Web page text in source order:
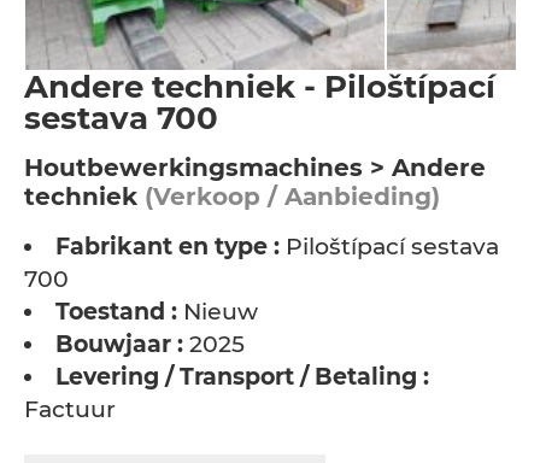
Andere techniek - Piloštípací
sestava 700
Houtbewerkingsmachines > Andere
techniek (Verkoop / Aanbieding)
Fabrikant en type : Piloštípací sestava
700
Toestand : Nieuw
Bouwjaar : 2025
Levering / Transport / Betaling :
Factuur